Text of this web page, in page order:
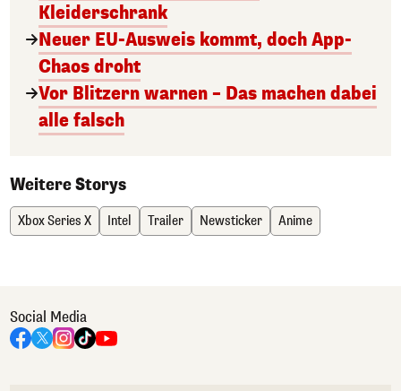
Kleiderschrank
Neuer EU-Ausweis kommt, doch App-
Chaos droht
Vor Blitzern warnen – Das machen dabei
alle falsch
Weitere Storys
Xbox Series X Intel Trailer Newsticker Anime
Social Media